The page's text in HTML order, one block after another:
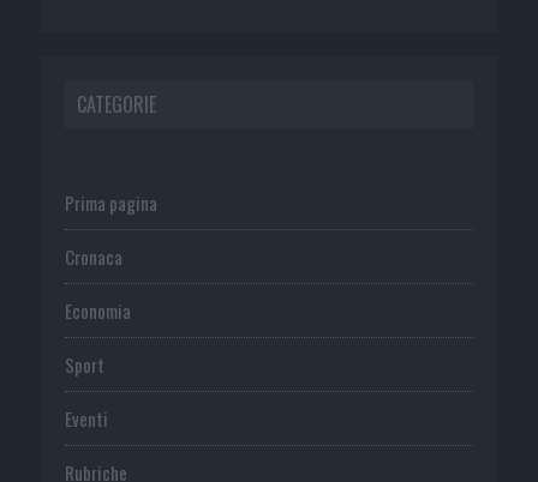
CATEGORIE
Prima pagina
Cronaca
Economia
Sport
Eventi
Rubriche